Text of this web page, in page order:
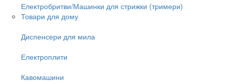
Електробритви/Машинки для стрижки (тримери)
Товари для дому
Диспенсери для мила
Електроплити
Кавомашини